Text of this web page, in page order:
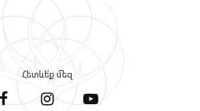
Հետևե՛ք մեզ